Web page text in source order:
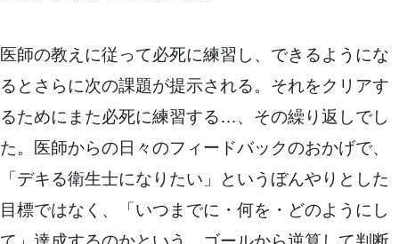
医師の教えに従って必死に練習し、できるようにな
るとさらに次の課題が提示される。それをクリアす
るためにまた必死に練習する…、その繰り返しでし
た。医師からの日々のフィードバックのおかげで、
「デキる衛生士になりたい」というぼんやりとした
目標ではなく、「いつまでに・何を・どのようにし